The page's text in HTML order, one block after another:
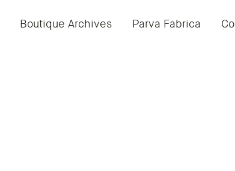
Boutique Archives Parva Fabrica